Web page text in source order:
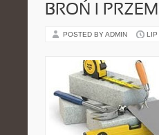
BROŃ I
POSTED BY ADMIN LIP